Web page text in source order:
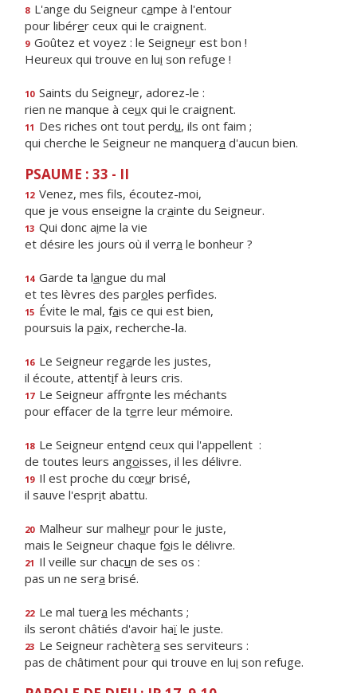
8 L'ange du Seigneur campe à l'entour
pour libérer ceux qui le craignent.
9 Goûtez et voyez : le Seigneur est bon !
Heureux qui trouve en lui son refuge !
10 Saints du Seigneur, adorez-le :
rien ne manque à ceux qui le craignent.
11 Des riches ont tout perdu, ils ont faim ;
qui cherche le Seigneur ne manquera d'aucun bien.
PSAUME : 33 - II
12 Venez, mes fls, écoutez-moi,
que je vous enseigne la crainte du Seigneur.
13 Qui donc aime la vie
et désire les jours où il verra le bonheur ?
14 Garde ta langue du mal
et tes lèvres des paroles perfides.
15 Évite le mal, fais ce qui est bien,
poursuis la paix, recherche-la.
16 Le Seigneur regarde les justes,
il écoute, attentif à leurs cris.
17 Le Seigneur affronte les méchants
pour effacer de la terre leur mémoire.
18 Le Seigneur entend ceux qui l'appellent :
de toutes leurs angoisses, il les délivre.
19 Il est proche du cœur brisé,
il sauve l'esprit abattu.
20 Malheur sur malheur pour le juste,
mais le Seigneur chaque fois le délivre.
21 Il veille sur chacun de ses os :
pas un ne sera brisé.
22 Le mal tuera les méchants ;
ils seront châtiés d'avoir haï le juste.
23 Le Seigneur rachètera ses serviteurs :
pas de châtiment pour qui trouve en lui son refuge.